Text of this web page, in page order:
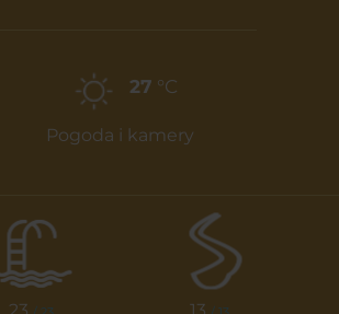
27 °C
Pogoda i kamery